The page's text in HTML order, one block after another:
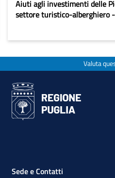
Aiuti agli investimenti delle
settore turistico-alberghiero
Valuta
Sede e Contatti